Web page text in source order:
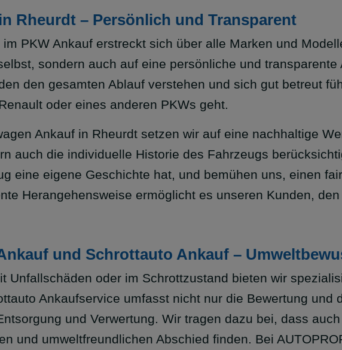
Rheurdt – Persönlich und Transparent
PKW Ankauf erstreckt sich über alle Marken und
sondern auch auf eine persönliche und
den gesamten Ablauf verstehen und sich gut betreut
oder eines anderen PKWs geht.
Ankauf in Rheurdt setzen wir auf eine nachhaltige
auch die individuelle Historie des Fahrzeugs
eine eigene Geschichte hat, und bemühen uns, einen
Herangehensweise ermöglicht es unseren Kunden,
und Schrottauto Ankauf –
Unfallschäden oder im Schrottzustand bieten wir
Ankaufservice umfasst nicht nur die Bewertung und
und Verwertung. Wir tragen dazu bei, dass
und umweltfreundlichen Abschied finden. Bei